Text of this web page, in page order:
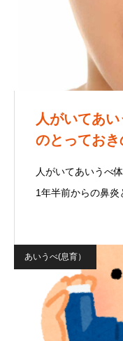
人がいてあ
のとっておき
人がいてあいうべ
1年半前からの鼻炎
あいうべ(息育）